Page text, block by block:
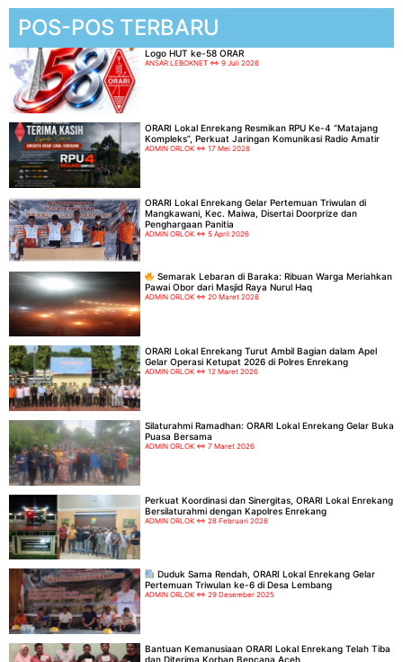
POS-POS TERBARU
Logo HUT ke-58 ORAR
ANSAR LEBOKNET 9 Juli 2026
ORARI Lokal Enrekang Resmikan RPU Ke-4 “Matajang
Kompleks”, Perkuat Jaringan Komunikasi Radio Amatir
ADMIN ORLOK 17 Mei 2026
ORARI Lokal Enrekang Gelar Pertemuan Triwulan di
Mangkawani, Kec. Maiwa, Disertai Doorprize dan
Penghargaan Panitia
ADMIN ORLOK 5 April 2026
Semarak Lebaran di Baraka: Ribuan Warga Meriahkan
Pawai Obor dari Masjid Raya Nurul Haq
ADMIN ORLOK 20 Maret 2026
ORARI Lokal Enrekang Turut Ambil Bagian dalam Apel
Gelar Operasi Ketupat 2026 di Polres Enrekang
ADMIN ORLOK 12 Maret 2026
Silaturahmi Ramadhan: ORARI Lokal Enrekang Gelar Buka
Puasa Bersama
ADMIN ORLOK 7 Maret 2026
Perkuat Koordinasi dan Sinergitas, ORARI Lokal Enrekang
Bersilaturahmi dengan Kapolres Enrekang
ADMIN ORLOK 28 Februari 2026
Duduk Sama Rendah, ORARI Lokal Enrekang Gelar
Pertemuan Triwulan ke-6 di Desa Lembang
ADMIN ORLOK 29 Desember 2025
Bantuan Kemanusiaan ORARI Lokal Enrekang Telah Tiba
dan Diterima Korban Bencana Aceh